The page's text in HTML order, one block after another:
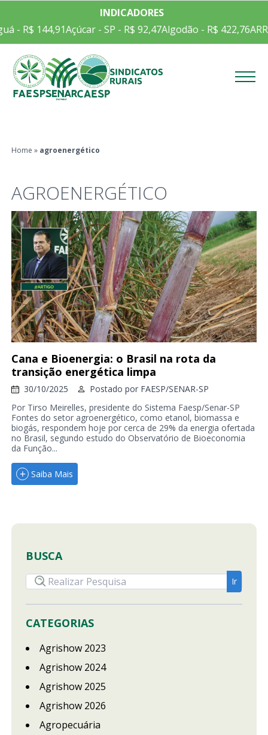
INDICADORES
- R$ 144,91Açúcar - SP - R$ 92,47Algodão - R$ 422,76
Home » agroenergético
AGROENERGÉTICO
Cana e Bioenergia: o Brasil na rota da
transição energética limpa
30/10/2025 Postado por FAESP/SENAR-SP
Por Tirso Meirelles, presidente do Sistema Faesp/Senar-SP
Fontes do setor agroenergético, como etanol, biomassa e
biogás, respondem hoje por cerca de 29% da energia ofertada
no Brasil, segundo estudo do Observatório de Bioeconomia
da Função...
Saiba Mais
BUSCA
CATEGORIAS
Agrishow 2023
Agrishow 2024
Agrishow 2025
Agrishow 2026
Agropecuária